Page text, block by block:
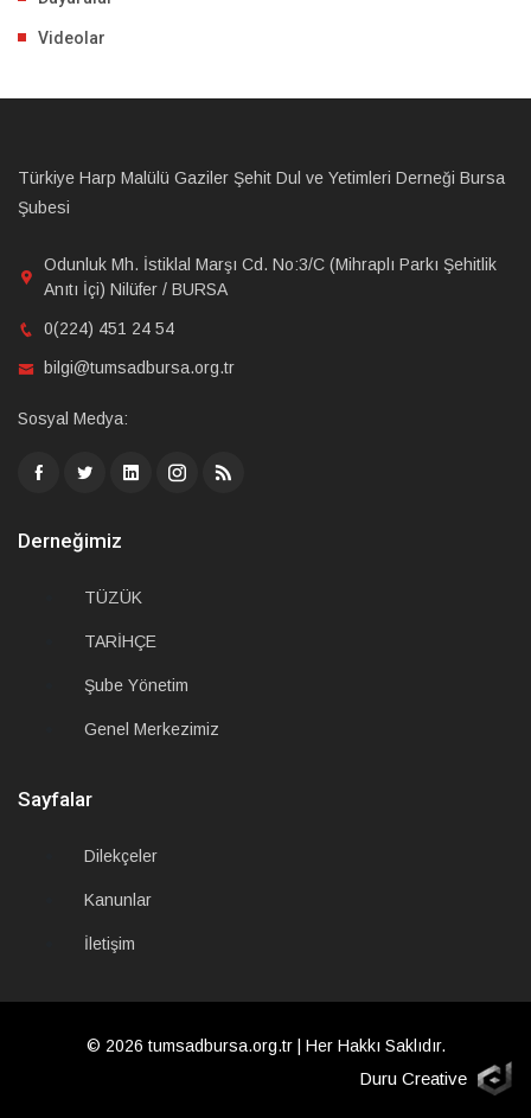
Videolar
Türkiye Harp Malülü Gaziler Şehit Dul ve Yetimleri Derneği Bursa
Şubesi
Odunluk Mh. İstiklal Marşı Cd. No:3/C (Mihraplı Parkı Şehitlik
Anıtı İçi) Nilüfer / BURSA
0(224) 451 24 54
bilgi@tumsadbursa.org.tr
Sosyal Medya:
Derneğimiz
TÜZÜK
TARİHÇE
Şube Yönetim
Genel Merkezimiz
Sayfalar
Dilekçeler
Kanunlar
İletişim
© 2026 tumsadbursa.org.tr| Her Hakkı Saklıdır.
Duru Creative